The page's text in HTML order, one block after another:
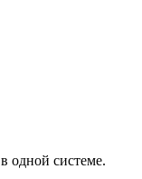
одной системе.